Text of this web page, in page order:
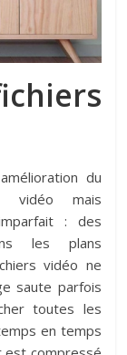
du
mais
: des
les plans
vidéo ne
saute parfois
toutes les
en temps